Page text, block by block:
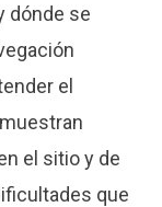
dónde se
el
el sitio y de
que